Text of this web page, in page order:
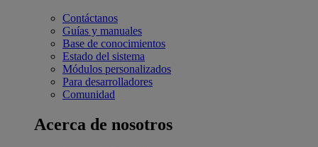
Contáctanos
Guías y manuales
Base de conocimientos
Estado del sistema
Módulos personalizados
Para desarrolladores
Comunidad
Acerca de nosotros